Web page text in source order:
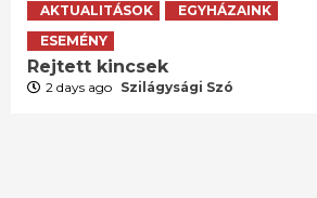
AKTUALITÁSOK
EGYHÁZAINK
ESEMÉNY
Rejtett kincsek
2 days ago Szilágysági Szó